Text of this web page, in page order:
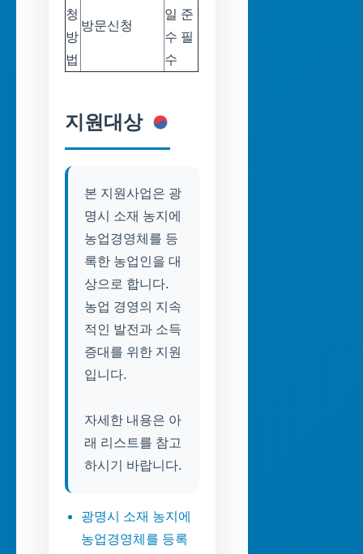
청
방
법
방문신청
일 준
수 필
수
지원대상
본 지원사업은 광
명시 소재 농지에
농업경영체를 등
록한 농업인을 대
상으로 합니다.
농업 경영의 지속
적인 발전과 소득
증대를 위한 지원
입니다.
자세한 내용은 아
래 리스트를 참고
하시기 바랍니다.
광명시 소재 농지에
농업경영체를 등록